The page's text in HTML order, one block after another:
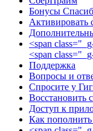
Бонусы
Активировать
<span
<span
Поддержка
Вопросы и
Спросите у
Восстановить
Доступ к
Как пополнить